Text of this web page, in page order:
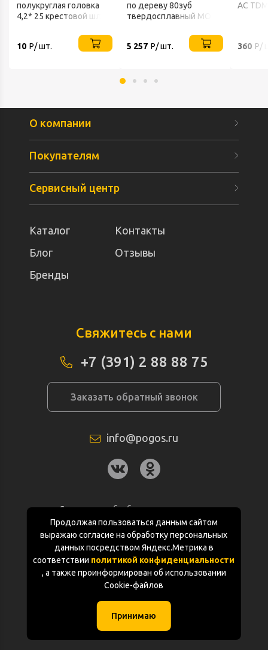
полукруглая головка
4,2* 25 крестовой шлиц
10 Р/ шт.
по дереву 80зуб
твердосплавный MOS-
5 257 Р/ шт.
AC TDM
360 Р/
Продолжая пользоваться данным сайтом
выражаю согласие на обработку персональных
данных посредством Яндекс.Метрика в
соответствии политикой конфиденциальности
, а также проинформирован об использовании
Cookie-файлов
Принимаю
О компании
Покупателям
Сервисный центр
Каталог
Контакты
Блог
Отзывы
Бренды
Свяжитесь с нами
+7 (391) 2 88 88 75
Заказать обратный звонок
info@pogos.ru
Согласие на обработку персональных
данных
Политика конфиденциальности
Документация
(с) «POGOS.ru» 2010-2026 (ИП Чивчян М.Р.)